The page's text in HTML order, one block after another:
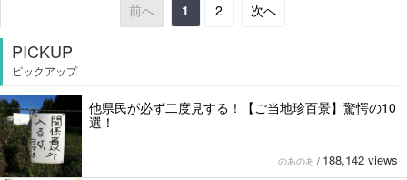
前へ 1 2 次へ
PICKUP
ピックアップ
他県民が必ず二度見する！【ご当地珍百景】驚愕の10
選！
のあのあ / 188,142 views